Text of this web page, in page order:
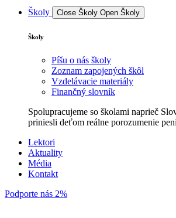
Školy Close Školy Open Školy
Školy
Píšu o nás školy
Zoznam zapojených škôl
Vzdelávacie materiály
Finančný slovník
Spolupracujeme so školami naprieč
priniesli deťom reálne porozumenie
Lektori
Aktuality
Média
Kontakt
Podporte nás 2%